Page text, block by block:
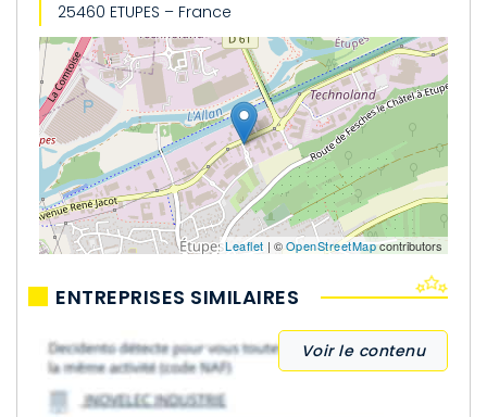
25460 ETUPES – France
Leaflet | ©OpenStreetMapcontributors
ENTREPRISES SIMILAIRES
Voir le contenu